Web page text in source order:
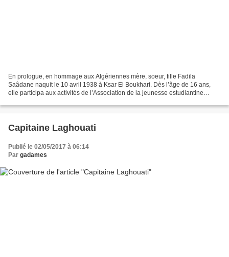
En prologue, en hommage aux Algériennes mère, soeur, fille Fadila
Saâdane naquit le 10 avril 1938 à Ksar El Boukhari. Dès l’âge de 16 ans,
elle participa aux activités de l’Association de la jeunesse estudiantine
Capitaine Laghouati
Publié le 02/05/2017 à 06:14
Par gadames